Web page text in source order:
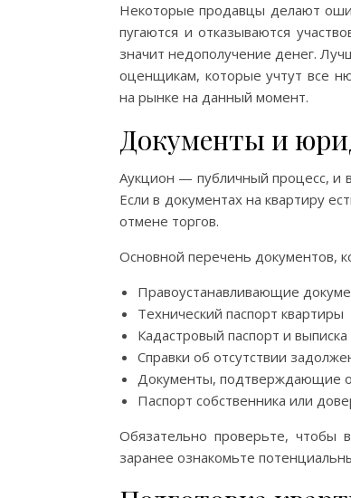
Некоторые продавцы делают
пугаются и отказываются
значит недополучение денег.
оценщикам, которые учтут все
на рынке на данный момент.
Документы и
Аукцион — публичный процесс, и
Если в документах на квартиру
отмене торгов.
Основной перечень документов,
Правоустанавливающие
Технический паспорт квартиры
Кадастровый паспорт и
Справки об отсутствии
Документы, подтверждающие
Паспорт собственника или
Обязательно проверьте, чтобы
заранее ознакомьте